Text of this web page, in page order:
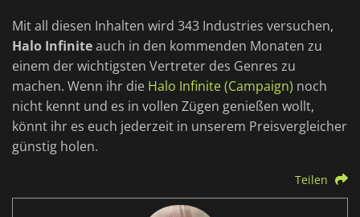
Mit all diesen Inhalten wird 343 Industries versuchen,
Halo Infiniteauch in den kommenden Monaten zu
einem der wichtigsten Vertreter des Genres zu
machen. Wenn ihr die Halo Infinite (Campaign) noch
nicht kennt und es in vollen Zügen genießen wollt,
könnt ihr es euch jederzeit in unserem Preisvergleicher
günstig holen.
Teilen